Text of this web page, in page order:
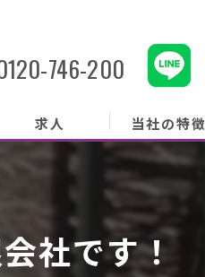
746-200
求人 当社の特徴
屋根
外壁
社です！